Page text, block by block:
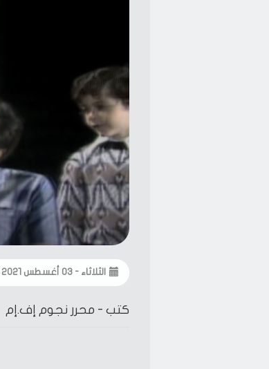
الثلاثاء - ٠٣ أغسطس ٢٠٢١
كتب - محرر نجوم إف.إم